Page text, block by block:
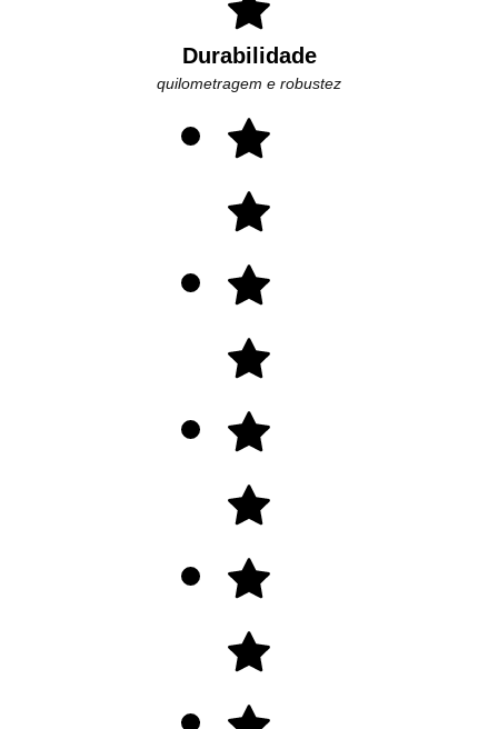
Durabilidade
quilometragem e robustez